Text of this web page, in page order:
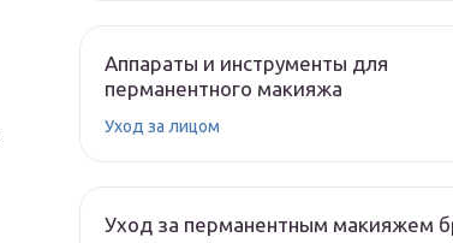
Аппараты и инструменты для
перманентного макияжа
Уход за лицом
Уход за перманентным макияжем